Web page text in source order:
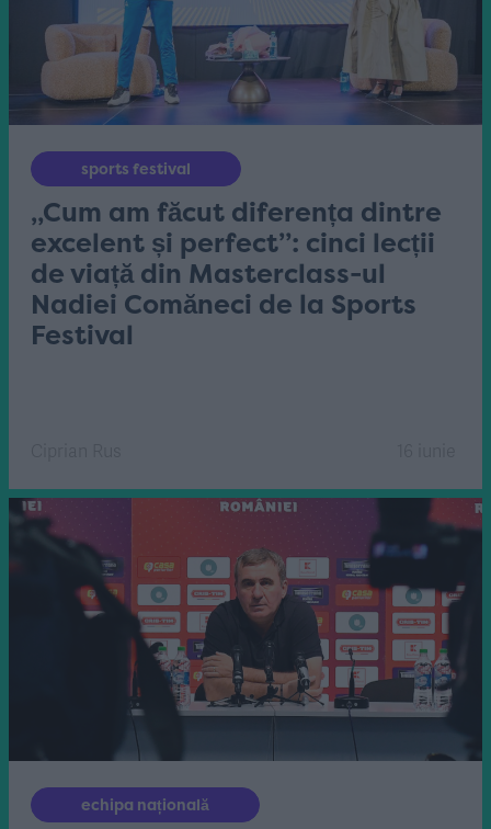
sports festival
„Cum am făcut diferența dintre
excelent și perfect”: cinci lecții
de viață din Masterclass-ul
Nadiei Comăneci de la Sports
Festival
echipa națională